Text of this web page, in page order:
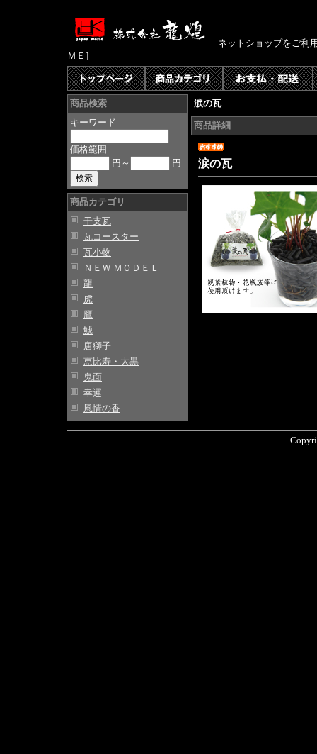
ネットショップをご利
ＭＥ]
商品検索
キーワード
価格範囲
円～
円
商品カテゴリ
干支瓦
瓦コースター
瓦小物
ＮＥＷ ＭＯＤＥＬ
龍
虎
鷹
鯱
唐獅子
恵比寿・大黒
鬼面
幸運
風情の香
涙の瓦
商品詳細
涙の瓦